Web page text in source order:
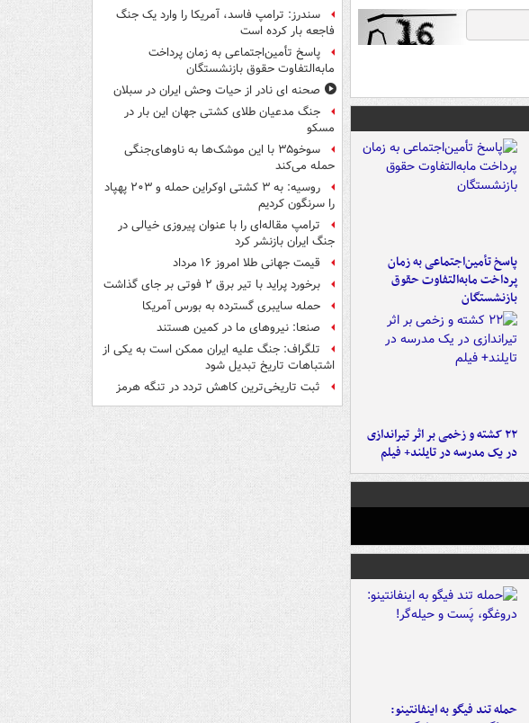
پاسخ تأمین‌اجتماعی به زمان
پرداخت مابه‌التفاوت حقوق
بازنشستگان
۲۲ کشته و زخمی بر اثر تیراندازی
در یک مدرسه در تایلند+ فیلم
حمله تند فیگو به اینفانتینو:
سندرز: ترامپ فاسد، آمریکا را وارد یک جنگ
فاجعه بار کرده است
پاسخ تأمین‌اجتماعی به زمان پرداخت
مابه‌التفاوت حقوق بازنشستگان
صحنه ای نادر از حیات وحش ایران در سبلان
جنگ مدعیان طلای کشتی جهان این بار در
مسکو
سوخو۳۵ با این موشک‌ها به ناوهای‌جنگی
حمله می‌کند
روسیه: به ۳ کشتی اوکراین حمله و ۲۰۳ پهپاد
را سرنگون کردیم
ترامپ مقاله‌ای را با عنوان پیروزی خیالی در
جنگ ایران بازنشر کرد
قیمت جهانی طلا امروز ۱۶ مرداد
برخورد پراید با تیر برق ۲ فوتی بر جای گذاشت
حمله سایبری گسترده به بورس آمریکا
صنعا: نیروهای ما در کمین‌ هستند
تلگراف: جنگ علیه ایران ممکن است به یکی از
اشتباهات تاریخ تبدیل شود
ثبت تاریخی‌ترین کاهش تردد در تنگه هرمز